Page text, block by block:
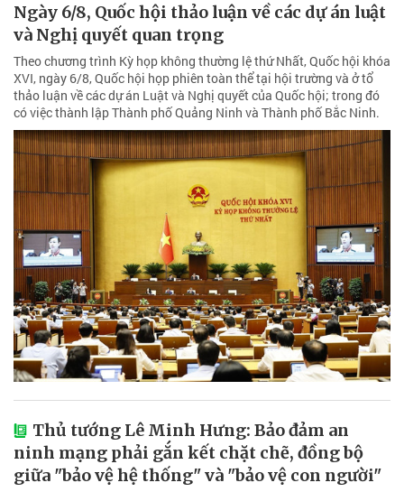
Ngày 6/8, Quốc hội thảo luận về các dự án luật
và Nghị quyết quan trọng
Theo chương trình Kỳ họp không thường lệ thứ Nhất, Quốc hội khóa
XVI, ngày 6/8, Quốc hội họp phiên toàn thể tại hội trường và ở tổ
thảo luận về các dự án Luật và Nghị quyết của Quốc hội; trong đó
có việc thành lập Thành phố Quảng Ninh và Thành phố Bắc Ninh.
Thủ tướng Lê Minh Hưng: Bảo đảm an
ninh mạng phải gắn kết chặt chẽ, đồng bộ
giữa "bảo vệ hệ thống" và "bảo vệ con người"